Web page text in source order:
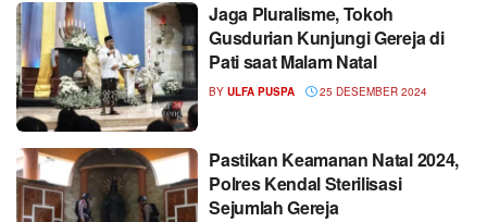
Jaga Pluralisme, Tokoh
Gusdurian Kunjungi Gereja di
Pati saat Malam Natal
BY ULFA PUSPA 25 DESEMBER 2024
Pastikan Keamanan Natal 2024,
Polres Kendal Sterilisasi
Sejumlah Gereja